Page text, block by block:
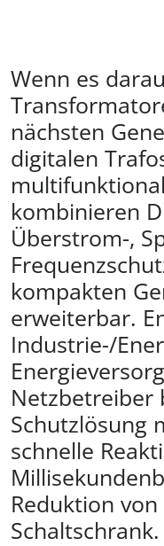
Wenn es
nächsten
digitalen
kombinieren
Überstrom-,
kompakten
erweiterbar.
Industrie-/
Netzbetreiber
Schutzlösung
schnelle
Reduktion
Schaltschrank.